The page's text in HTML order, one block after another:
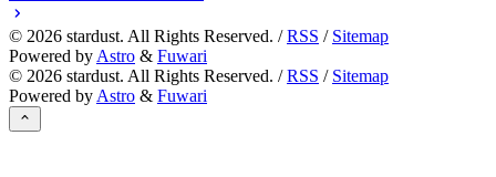
© 2026 stardust. All Rights Reserved. /RSS / Sitemap
Powered by Astro & Fuwari
© 2026 stardust. All Rights Reserved. /RSS / Sitemap
Powered by Astro & Fuwari